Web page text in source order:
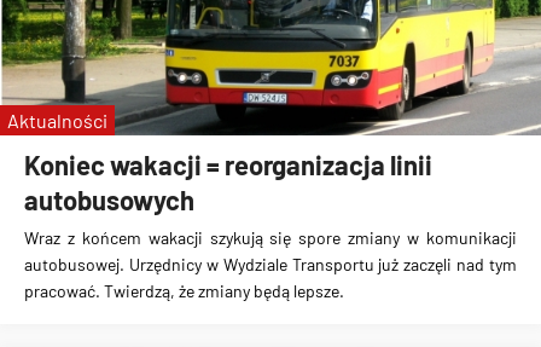
Koniec wakacji = reorganizacja linii
autobusowych
Wraz z końcem wakacji szykują się spore zmiany w komunikacji
autobusowej. Urzędnicy w Wydziale Transportu już zaczęli nad tym
pracować. Twierdzą, że zmiany będą lepsze.
Aktualności